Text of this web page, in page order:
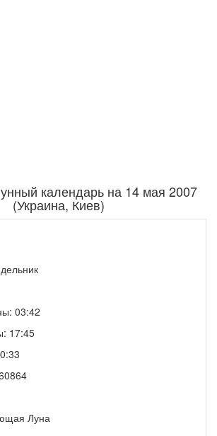
календарь на 14 мая 2007
(Украина, Киев)
03:42
17:45
Луна